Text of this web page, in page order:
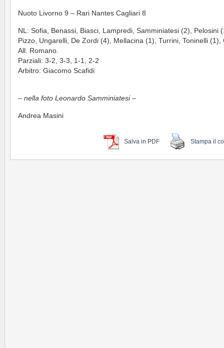
Nuoto Livorno 9 – Rari Nantes Cagliari 8
NL: Sofia, Benassi, Biasci, Lampredi, Samminiatesi (2), Pelosini
Pizzo, Ungarelli, De Zordi (4), Mellacina (1), Turrini, Toninelli (1),
All. Romano.
Parziali: 3-2, 3-3, 1-1, 2-2
Arbitro: Giacomo Scafidi
– nella foto Leonardo Samminiatesi –
Andrea Masini
Salva in PDF Stampa il